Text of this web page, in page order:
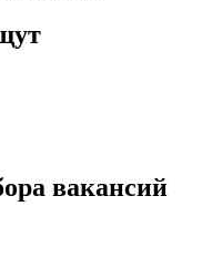
вакансий